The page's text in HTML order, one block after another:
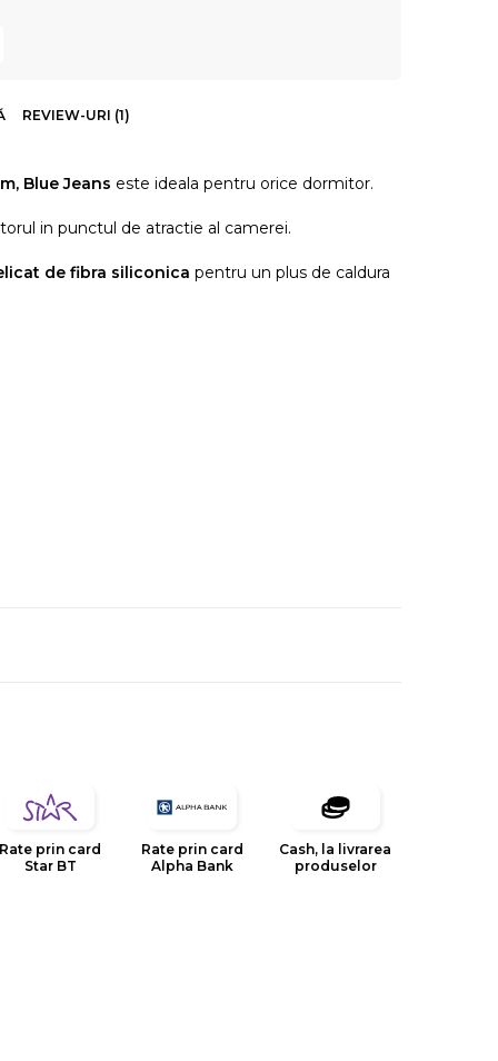
REVIEW-URI (1)
Blue Jeans este ideala pentru orice dormitor.
in punctul de atractie al camerei.
de fibra siliconica pentru un plus de caldura
Rate prin card
Star BT
Rate prin card
Alpha Bank
Cash, la livrarea
produselor